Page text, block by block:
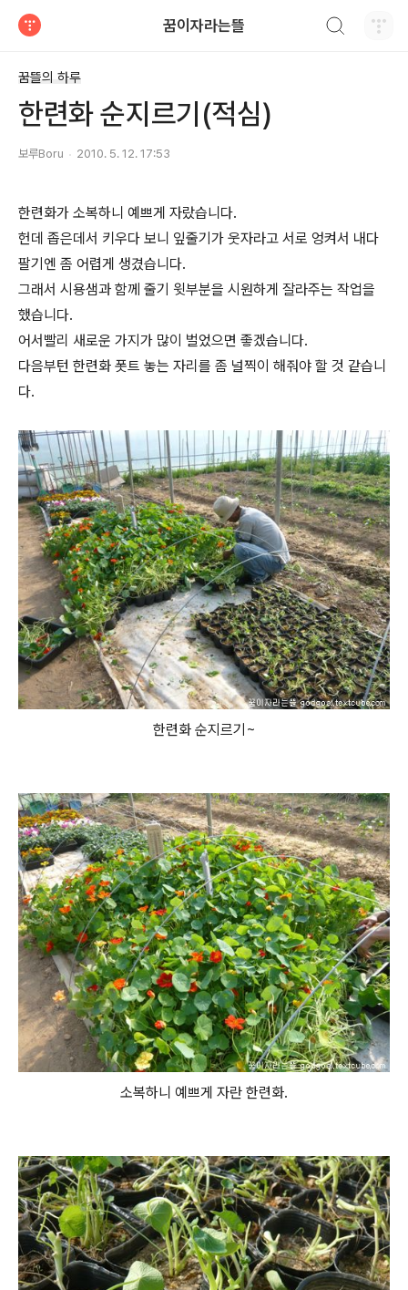
꿈이자라는뜰
꿈뜰의 하루
한련화 순지르기(적심)
보루Boru 2010. 5. 12. 17:53
한련화가 소복하니 예쁘게 자랐습니다.
헌데 좁은데서 키우다 보니 잎줄기가 웃자라고 서로 엉켜서 내다
팔기엔 좀 어렵게 생겼습니다.
그래서 시용샘과 함께 줄기 윗부분을 시원하게 잘라주는 작업을
했습니다.
어서빨리 새로운 가지가 많이 벌었으면 좋겠습니다.
다음부턴 한련화 폿트 놓는 자리를 좀 널찍이 해줘야 할 것 같습니
다.
한련화 순지르기~
소복하니 예쁘게 자란 한련화.